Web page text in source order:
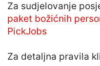
Za sudjelovanje
paket božićnih
PickJobs
Za detaljna pravila